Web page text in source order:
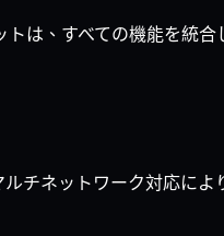
は、すべての機能を統
チネットワーク対応に